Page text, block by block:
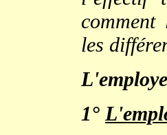
les
1°